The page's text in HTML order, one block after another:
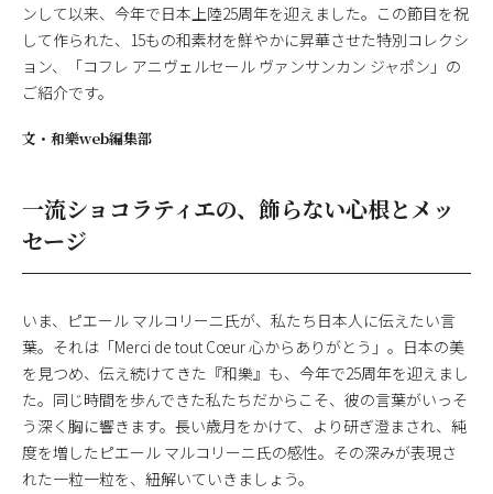
ンして以来、今年で日本上陸25周年を迎えました。この節目を祝
して作られた、15もの和素材を鮮やかに昇華させた特別コレクシ
ョン、「コフレ アニヴェルセール ヴァンサンカン ジャポン」の
ご紹介です。
文・ 和樂web編集部
一流ショコラティエの、飾らない心根とメッ
セージ
いま、ピエール マルコリーニ氏が、私たち日本人に伝えたい言
葉。それは「Merci de tout Cœur 心からありがとう」。日本の美
を見つめ、伝え続けてきた『和樂』も、今年で25周年を迎えまし
た。同じ時間を歩んできた私たちだからこそ、彼の言葉がいっそ
う深く胸に響きます。長い歳月をかけて、より研ぎ澄まされ、純
度を増したピエール マルコリーニ氏の感性。その深みが表現さ
れた一粒一粒を、紐解いていきましょう。